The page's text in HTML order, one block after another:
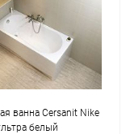
ванна Cersanit Nike
белый